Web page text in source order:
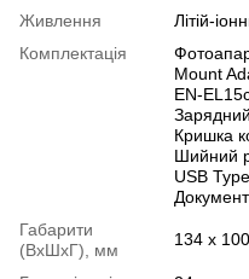
Живлення
Літій-
Комплектація
Mount
EN-
Кришка
Шийний
USB
Габарити
(ВхШхГ), мм
134 x